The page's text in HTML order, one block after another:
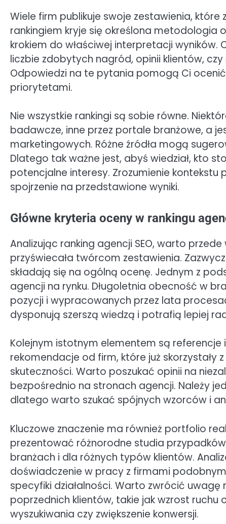
Wiele firm publikuje swoje zestawienia,
rankingiem kryje się określona metodologia
krokiem do właściwej interpretacji wyników.
liczbie zdobytych nagród, opinii klientów,
Odpowiedzi na te pytania pomogą Ci
priorytetami.
Nie wszystkie rankingi są sobie równe.
badawcze, inne przez portale branżowe, a
marketingowych. Różne źródła mogą
Dlatego tak ważne jest, abyś wiedział, kto
potencjalne interesy. Zrozumienie
spojrzenie na przedstawione wyniki.
Główne kryteria oceny w rankingu
Analizując ranking agencji SEO, warto
przyświecała twórcom zestawienia.
składają się na ogólną ocenę. Jednym z
agencji na rynku. Długoletnia obecność w
pozycji i wypracowanych przez lata
dysponują szerszą wiedzą i potrafią lepiej
Kolejnym istotnym elementem są
rekomendacje od firm, które już skorzystały
skuteczności. Warto poszukać opinii na
bezpośrednio na stronach agencji. Należy
dlatego warto szukać spójnych wzorców i
Kluczowe znaczenie ma również portfolio
prezentować różnorodne studia
branżach i dla różnych typów klientów.
doświadczenie w pracy z firmami
specyfiki działalności. Warto zwrócić
poprzednich klientów, takie jak wzrost
wyszukiwania czy zwiększenie konwersji.